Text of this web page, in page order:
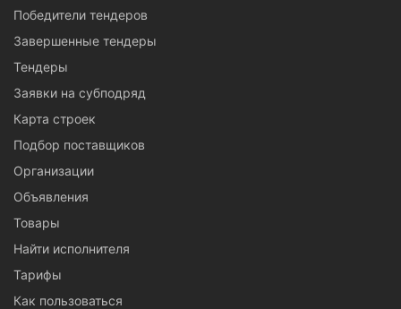
Победители тендеров
Завершенные тендеры
Тендеры
Заявки на субподряд
Карта строек
Подбор поставщиков
Организации
Объявления
Товары
Найти исполнителя
Тарифы
Как пользоваться